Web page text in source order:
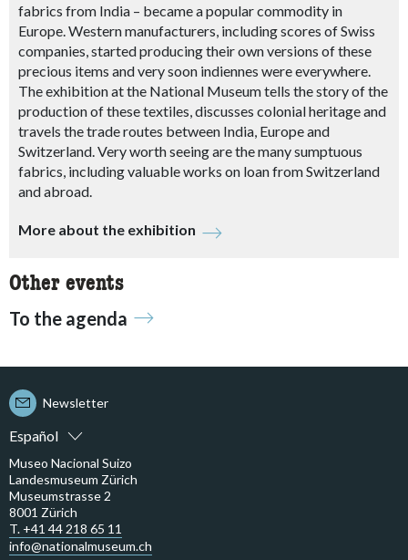
fabrics from India – became a popular commodity in
Europe. Western manufacturers, including scores of Swiss
companies, started producing their own versions of these
precious items and very soon indiennes were everywhere.
The exhibition at the National Museum tells the story of the
production of these textiles, discusses colonial heritage and
travels the trade routes between India, Europe and
Switzerland. Very worth seeing are the many sumptuous
fabrics, including valuable works on loan from Switzerland
and abroad.
More about the exhibition
Other events
To the agenda
Español
Newsletter
Museo Nacional Suizo
Landesmuseum Zürich
Museumstrasse 2
8001 Zürich
T. +41 44 218 65 11
info@nationalmuseum.ch